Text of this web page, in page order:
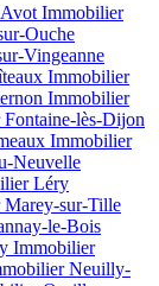
Immobilier
Ouche
Vingeanne
Immobilier
Immobilier
lès-Dijon
Immobilier
Neuvelle
Léry
sur-Tille
le-Bois
Immobilier
Neuilly-